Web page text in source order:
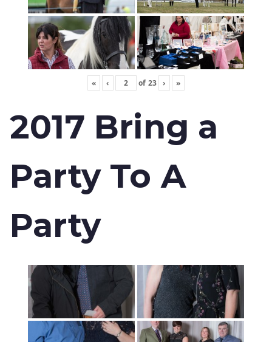
« ‹ of 23 › »
2017 Bring a
Party To A
Party